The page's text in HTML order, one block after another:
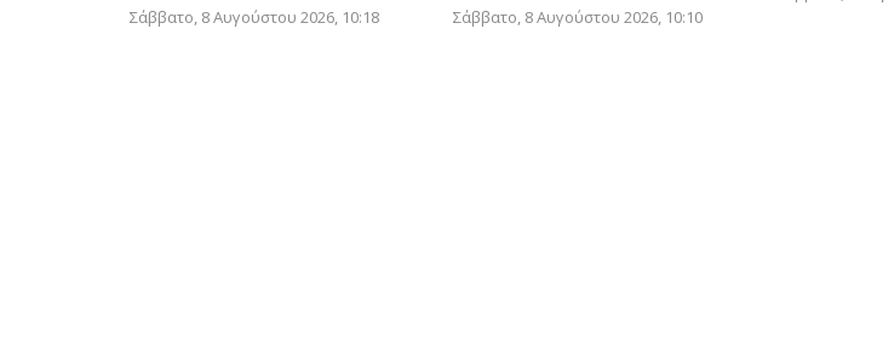
Σάββατο, 8 Αυγούστου 2026, 10:18 Σάββατο, 8 Αυγούστου 2026, 10:10